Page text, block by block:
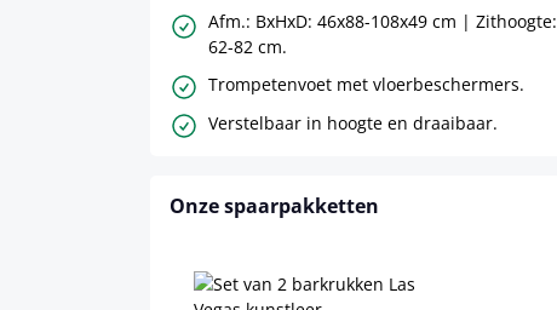
Afm.: BxHxD: 46x88-108x49 cm | Zithoogte:
62-82 cm.
Trompetenvoet met vloerbeschermers.
Verstelbaar in hoogte en draaibaar.
Onze spaarpakketten